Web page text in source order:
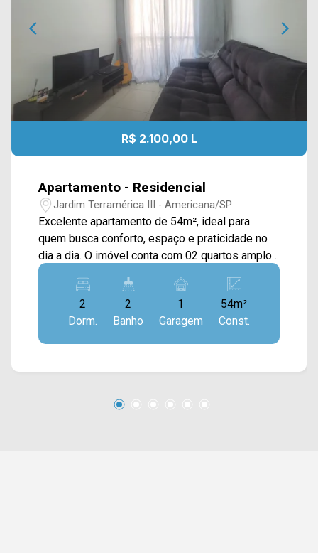
R$ 2.100,00 L
Apartamento - Residencial
Jardim Terramérica III - Americana/SP
Excelente apartamento de 54m², ideal para
quem busca conforto, espaço e praticidade no
dia a dia. O imóvel conta com 02 quartos amplos
(sendo 01 suíte privativa), banheiro social, uma
ótima sala para 02 ambientes com saída direta
para a sacada, cozinha já equipada com
armários, área de serviço funcional e 01 vaga de
garagem. Para completar, o condomínio garante
infraestrutura incrível que inclui piscina,
uma excelente churrasqueira para os seus
2
Dorm.
2
Banho
1
Garagem
54m²
Const.